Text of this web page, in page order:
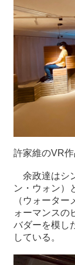
ー
ム
ト
マ
プ
許家維のVR作
余政達はシ
ン・ウォン）
（ウォータ
ォーマンスの
バダーを模し
している。